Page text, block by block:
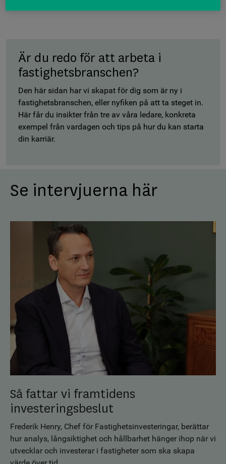
Är du redo för att arbeta i
fastighetsbranschen?
Den här sidan har vi skapat för dig som är ny i
fastighetsbranschen, eller nyfiken på att ta steget in.
Här får du insikter från tre av våra ledare, konkreta
exempel från vardagen och tips på hur du kan starta
din karriär.
Se intervjuerna här
Så fattar vi framtidens
investeringsbeslut
Frederik Henry, Chef för Fastighetsinvesteringar, berättar
hur analys, långsiktighet och hållbarhet hänger ihop när vi
utvecklar och investerar i fastigheter som ska skapa